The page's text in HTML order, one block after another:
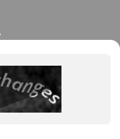
ПРОДУКЦИЯ
Каталог